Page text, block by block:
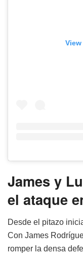
James y
el ataque
Desde el pitazo
Con James
romper la densa